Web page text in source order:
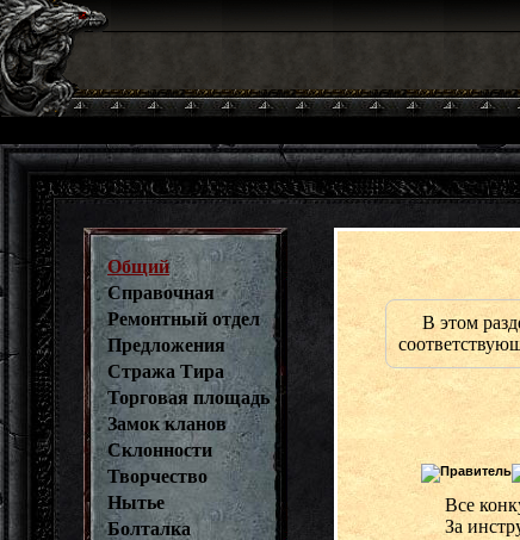
Общий
Справочная
Ремонтный отдел
Предложения
Стража Тира
Торговая площадь
Замок кланов
Склонности
Творчество
Нытье
Болталка
В этом
Все
За